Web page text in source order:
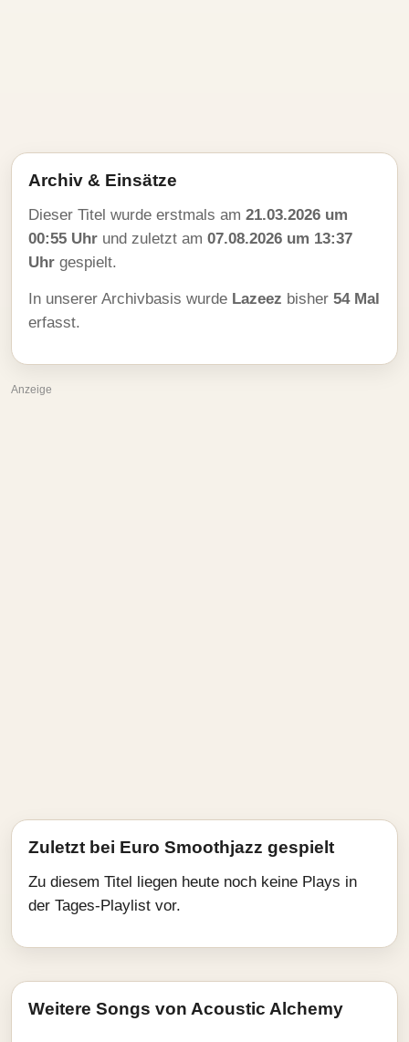
Archiv & Einsätze
Dieser Titel wurde erstmals am 21.03.2026 um
00:55 Uhr und zuletzt am 07.08.2026 um 13:37
Uhr gespielt.
In unserer Archivbasis wurde Lazeez bisher 54 Mal
erfasst.
Anzeige
Zuletzt bei Euro Smoothjazz gespielt
Zu diesem Titel liegen heute noch keine Plays in
der Tages-Playlist vor.
Weitere Songs von Acoustic Alchemy